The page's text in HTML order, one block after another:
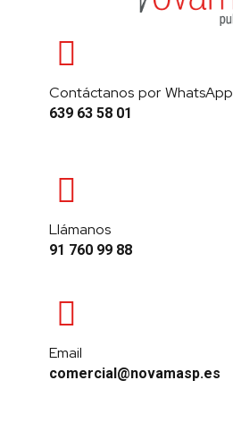
Contáctanos por WhatsApp
639 63 58 01
Llámanos
91 760 99 88
Email
comercial@novamasp.es